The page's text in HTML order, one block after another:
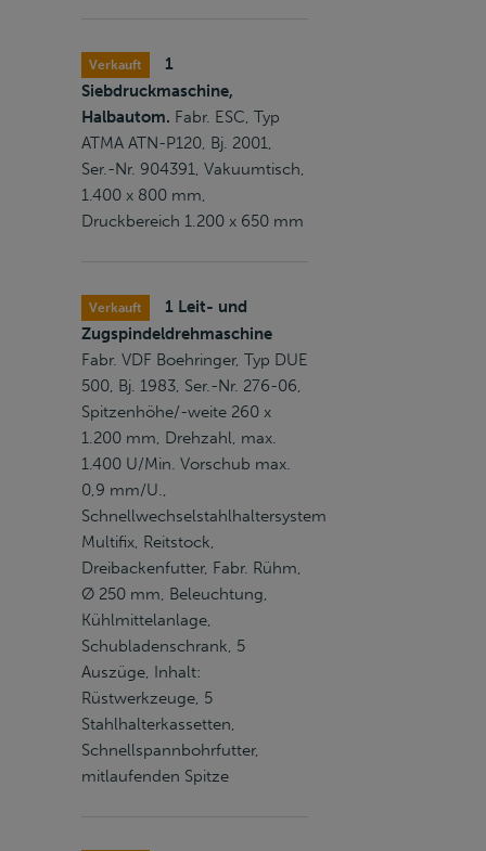
Verkauft
1
Siebdruckmaschine,
Halbautom. Fabr. ESC, Typ
ATMA ATN-P120, Bj. 2001,
Ser.-Nr. 904391, Vakuumtisch,
1.400 x 800 mm,
Druckbereich 1.200 x 650 mm
Verkauft
1 Leit- und
Zugspindeldrehmaschine
Fabr. VDF Boehringer, Typ DUE
500, Bj. 1983, Ser.-Nr. 276-06,
Spitzenhöhe/-weite 260 x
1.200 mm, Drehzahl, max.
1.400 U/Min. Vorschub max.
0,9 mm/U.,
Schnellwechselstahlhaltersystem
Multifix, Reitstock,
Dreibackenfutter, Fabr. Rühm,
Ø 250 mm, Beleuchtung,
Kühlmittelanlage,
Schubladenschrank, 5
Auszüge, Inhalt:
Rüstwerkzeuge, 5
Stahlhalterkassetten,
Schnellspannbohrfutter,
mitlaufenden Spitze